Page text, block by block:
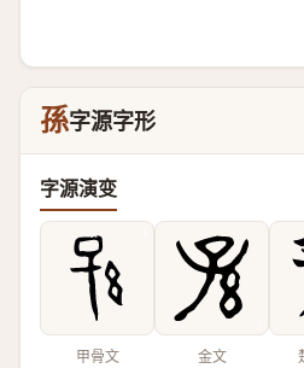
孫字源字形
字源演变
甲骨文 金文